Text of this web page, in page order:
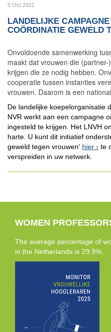
5 Oct 2021
LANDELIJKE
COÖRDINATIE GEWELD
Onvoldoende samenwerking
maakt dat vrouwen die
krijgen die ze nodig hebben.
cooperatie tussen instanties
vrouwen. Daarom is een
De landelijke koepelorganisatie
NVR werkt aan een campagne
ingesteld te krijgen. Het LNVH
harte. U kunt dit initiatief
geweld tegen vrouwen' hier
te
verspreiden in uw netwerk.
WOMEN
The average percentage of
in the Netherlands is 29.9%.